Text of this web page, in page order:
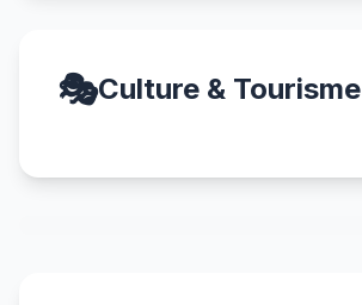
🎭Culture & Tourisme